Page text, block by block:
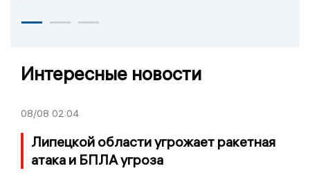
Интересные новости
08/08 02:04
Липецкой области угрожает ракетная
атака и БПЛА угроза